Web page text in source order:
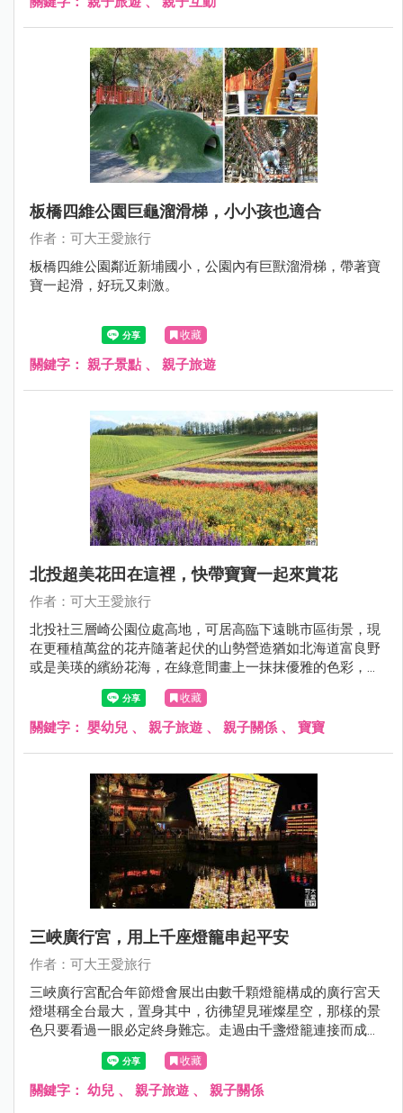
板橋四維公園巨龜溜滑梯，小小孩也適合
作者：可大王愛旅行
板橋四維公園鄰近新埔國小，公園內有巨獸溜滑梯，帶著寶
寶一起滑，好玩又刺激。
收藏
關鍵字： 親子景點 、 親子旅遊
北投超美花田在這裡，快帶寶寶一起來賞花
作者：可大王愛旅行
北投社三層崎公園位處高地，可居高臨下遠眺市區街景，現
在更種植萬盆的花卉隨著起伏的山勢營造猶如北海道富良野
或是美瑛的繽紛花海，在綠意間畫上一抹抹優雅的色彩，輕
柔地塗繪出五顏六色的夢幻花毯。
收藏
關鍵字： 嬰幼兒 、 親子旅遊 、 親子關係 、 寶寶
三峽廣行宮，用上千座燈籠串起平安
作者：可大王愛旅行
三峽廣行宮配合年節燈會展出由數千顆燈籠構成的廣行宮天
燈堪稱全台最大，置身其中，彷彿望見璀燦星空，那樣的景
色只要看過一眼必定終身難忘。走過由千盞燈籠連接而成的
祈福步道，敲響祈福鐘，讓你學業、工作、愛情運勢加溫，
幸福一整年，趁著年節腳步未走遠，快揪伴來賞燈，為新春
劃下美麗句點吧。
收藏
關鍵字： 幼兒 、 親子旅遊 、 親子關係